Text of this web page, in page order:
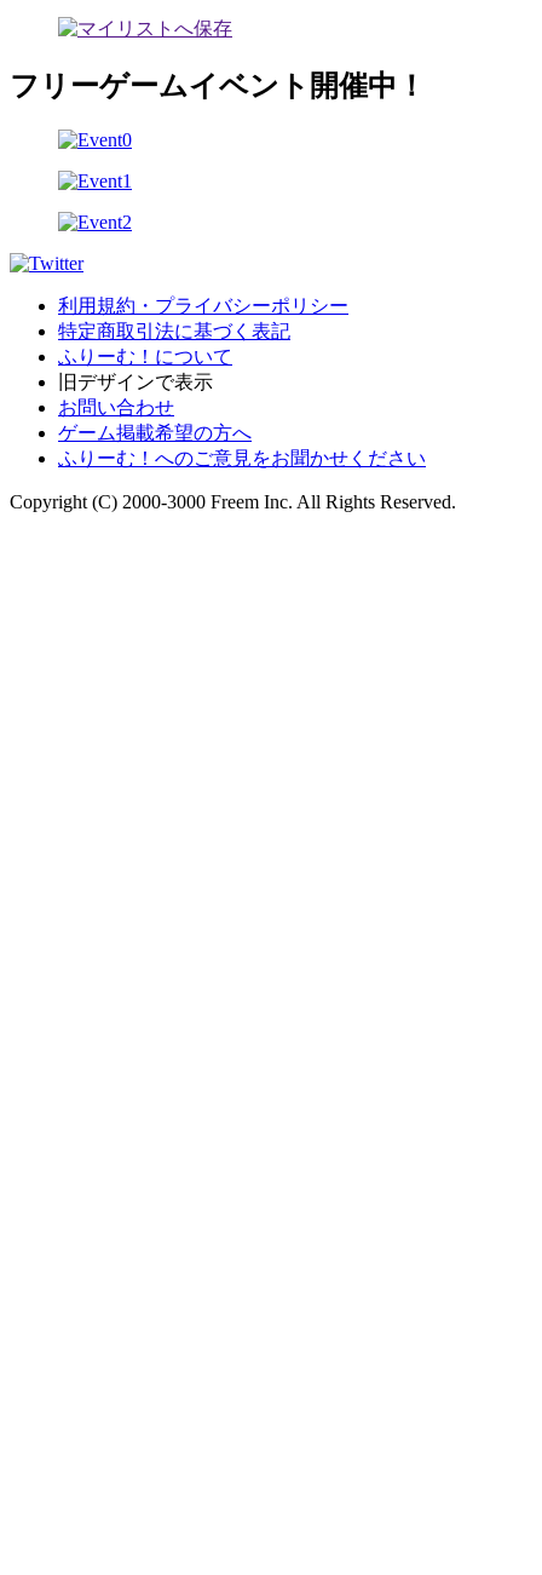
フリーゲームイベント開催中！
利用規約・プライバシーポリシー
特定商取引法に基づく表記
ふりーむ！について
旧デザインで表示
お問い合わせ
ゲーム掲載希望の方へ
ふりーむ！へのご意見をお聞かせください
Copyright (C) 2000-3000 Freem Inc. All Rights Reserved.